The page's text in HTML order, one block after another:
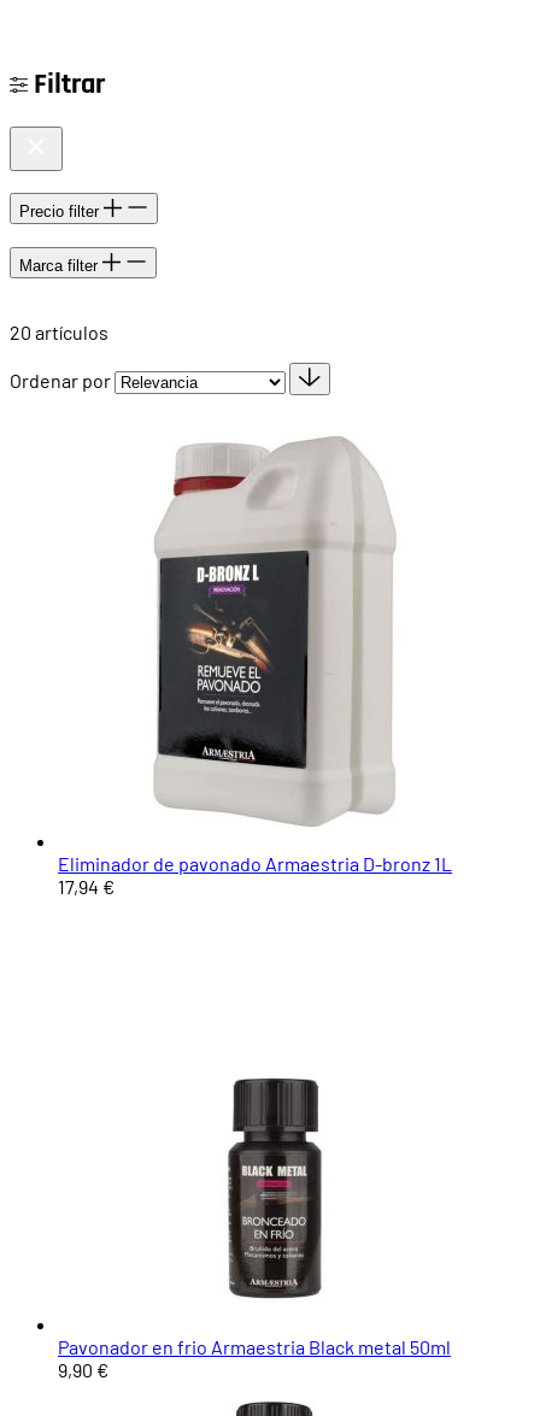
Filtrar
Precio filter
Marca filter
20 artículos
Ordenar por
Eliminador de pavonado Armaestria D-bronz 1L
17,94 €
Pavonador en frio Armaestria Black metal 50ml
9,90 €